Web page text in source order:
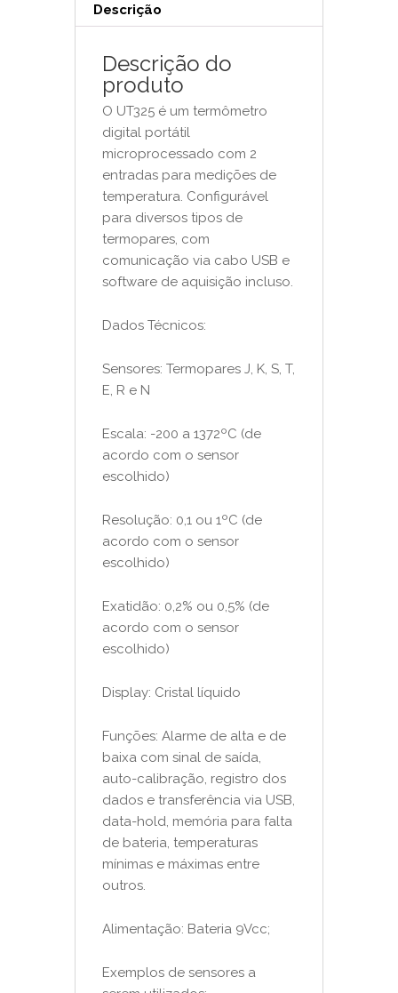
Descrição
Descrição do
produto
O UT325 é um termômetro
digital portátil
microprocessado com 2
entradas para medições de
temperatura. Configurável
para diversos tipos de
termopares, com
comunicação via cabo USB e
software de aquisição incluso.
Dados Técnicos:
Sensores: Termopares J, K, S, T,
E, R e N
Escala: -200 a 1372ºC (de
acordo com o sensor
escolhido)
Resolução: 0,1 ou 1ºC (de
acordo com o sensor
escolhido)
Exatidão: 0,2% ou 0,5% (de
acordo com o sensor
escolhido)
Display: Cristal líquido
Funções: Alarme de alta e de
baixa com sinal de saída,
auto-calibração, registro dos
dados e transferência via USB,
data-hold, memória para falta
de bateria, temperaturas
mínimas e máximas entre
outros.
Alimentação: Bateria 9Vcc;
Exemplos de sensores a